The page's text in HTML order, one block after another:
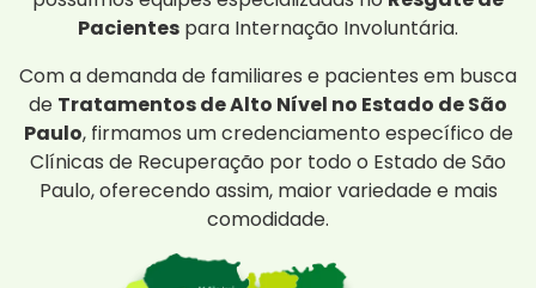
Pacientes para Internação Involuntária.
Com a demanda de familiares e pacientes em busca
de Tratamentos de Alto Nível no Estado de São
Paulo, firmamos um credenciamento específico de
Clínicas de Recuperação por todo o Estado de São
Paulo, oferecendo assim, maior variedade e mais
comodidade.